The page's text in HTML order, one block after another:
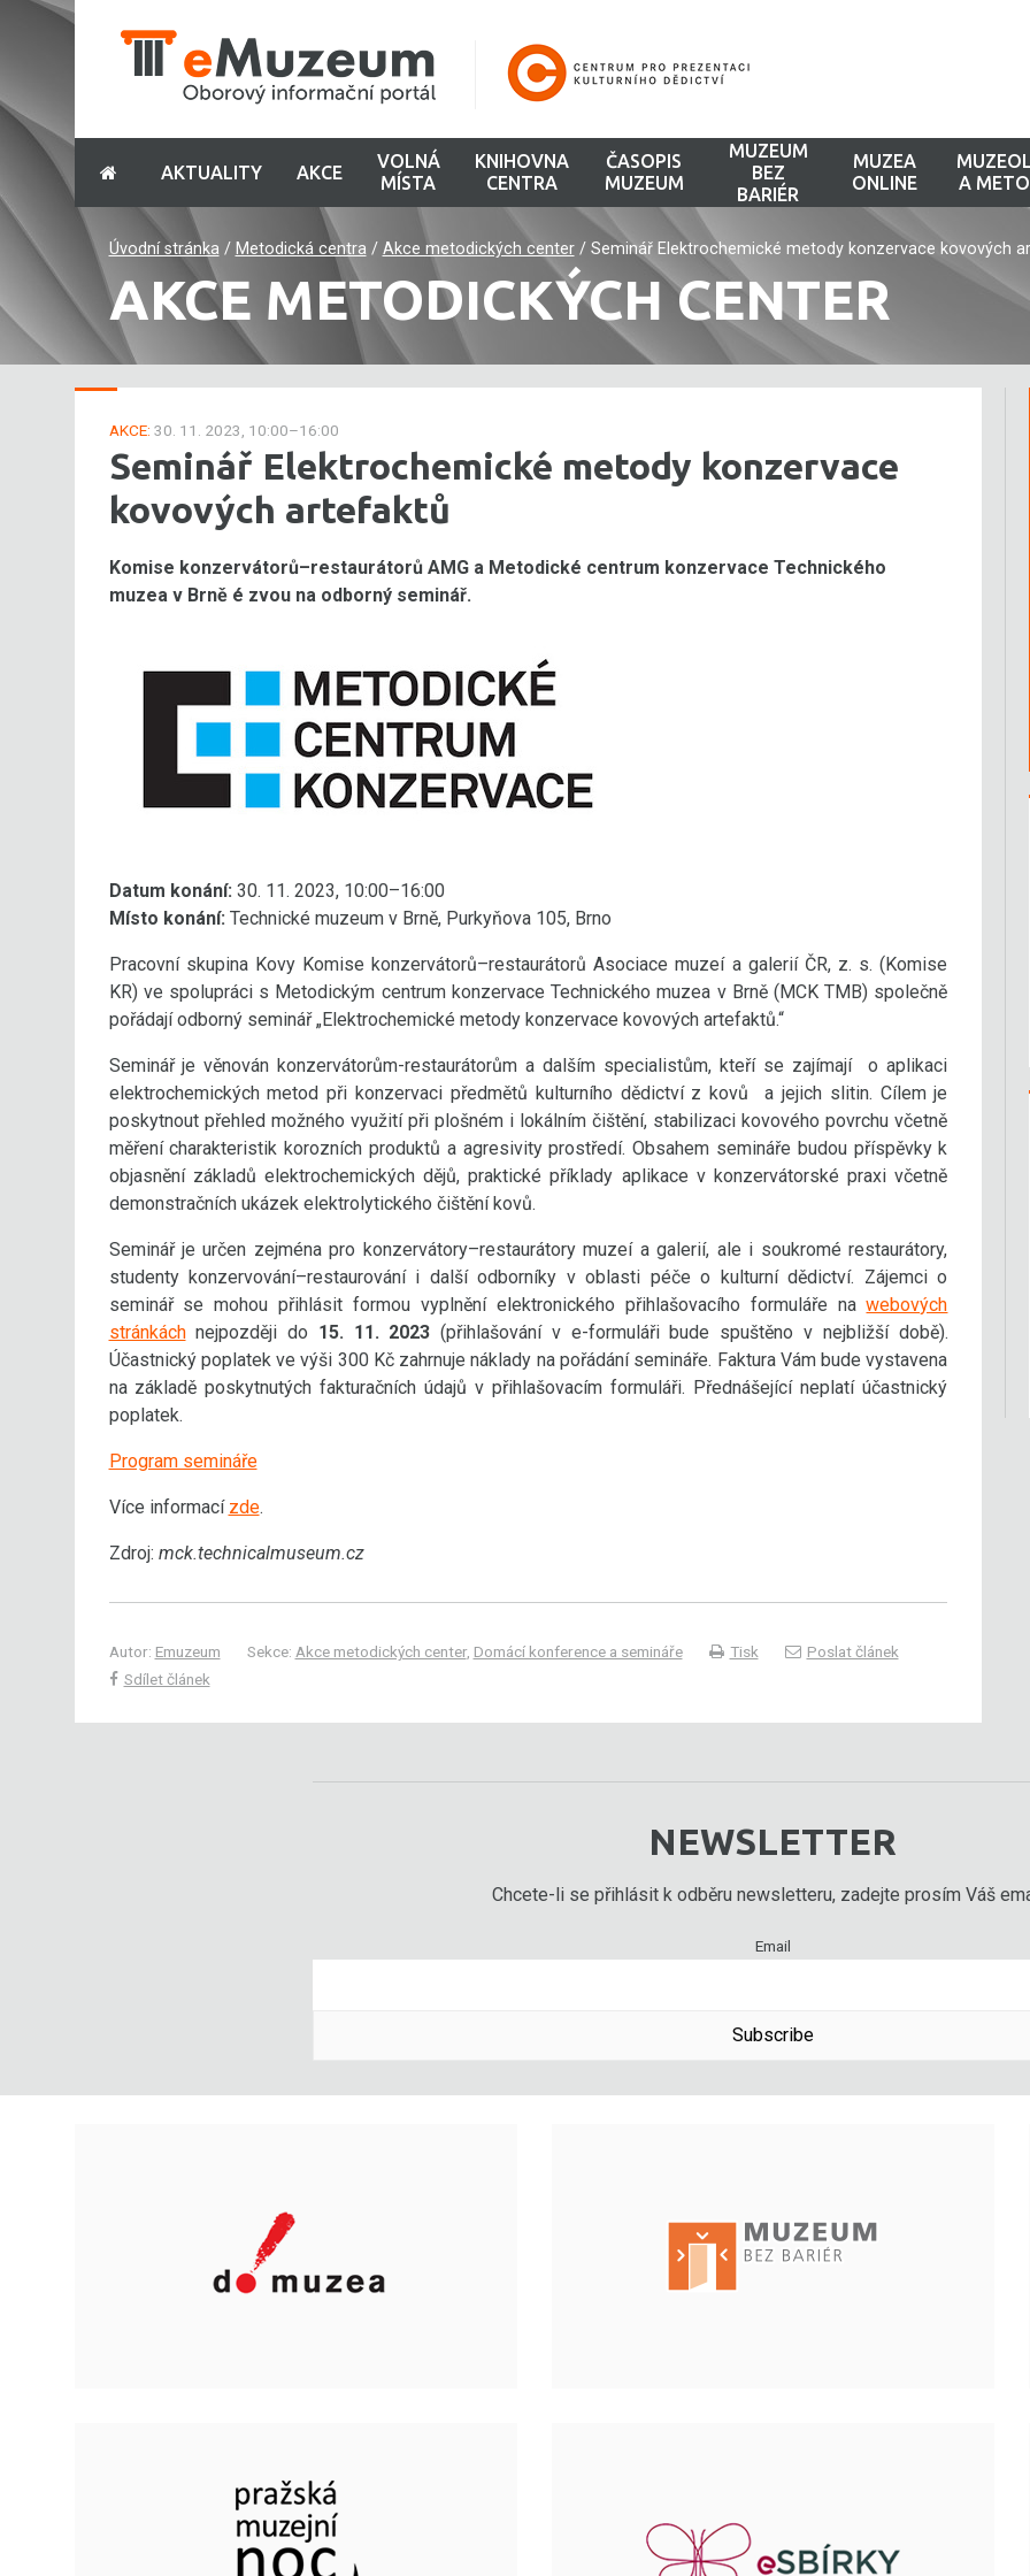
AKTUALITY AKCE
VOLNÁ
MÍSTA
KNIHOVNA
CENTRA
ČASOPIS
MUZEUM
MUZEUM
BEZ
BARIÉR
MUZEA
ONLINE
A
Úvodní stránka/ Metodická centra/ Akce metodických center/ Seminář Elektrochemické metody konzervace kovových
AKCE METODICKÝCH CENTER
AKCE: 30. 11. 2023, 10:00–16:00
Seminář Elektrochemické metody konzervace
kovových artefaktů
Komise konzervátorů–restaurátorů AMG a Metodické centrum konzervace Technického
muzea v Brně é zvou na odborný seminář.
Datum konání: 30. 11. 2023, 10:00–16:00
Místo konání: Technické muzeum v Brně, Purkyňova 105, Brno
Pracovní skupina Kovy Komise konzervátorů–restaurátorů Asociace muzeí a galerií ČR, z. s. (Komise
KR) ve spolupráci s Metodickým centrum konzervace Technického muzea v Brně (MCK TMB) společně
pořádají odborný seminář „Elektrochemické metody konzervace kovových artefaktů.“
Seminář je věnován konzervátorům-restaurátorům a dalším specialistům, kteří se zajímají o aplikaci
elektrochemických metod při konzervaci předmětů kulturního dědictví z kovů a jejich slitin. Cílem je
poskytnout přehled možného využití při plošném i lokálním čištění, stabilizaci kovového povrchu včetně
měření charakteristik korozních produktů a agresivity prostředí. Obsahem semináře budou příspěvky k
objasnění základů elektrochemických dějů, praktické příklady aplikace v konzervátorské praxi včetně
demonstračních ukázek elektrolytického čištění kovů.
Seminář je určen zejména pro konzervátory–restaurátory muzeí a galerií, ale i soukromé restaurátory,
studenty konzervování–restaurování i další odborníky v oblasti péče o kulturní dědictví. Zájemci o
seminář se mohou přihlásit formou vyplnění elektronického přihlašovacího formuláře nawebových
stránkáchnejpozději do 15. 11. 2023 (přihlašování v e-formuláři bude spuštěno v nejbližší době).
Účastnický poplatek ve výši 300 Kč zahrnuje náklady na pořádání semináře. Faktura Vám bude vystavena
na základě poskytnutých fakturačních údajů v přihlašovacím formuláři. Přednášející neplatí účastnický
poplatek.
Program semináře
Více informací zde.
Zdroj: mck.technicalmuseum.cz
Autor: Emuzeum Sekce: Akce metodických center, Domácí konference a semináře Tisk
Poslat článek
Sdílet článek
NEWSLETTER
Chcete-li se přihlásit k odběru newsletteru, zadejte prosím Váš
Email
Subscribe